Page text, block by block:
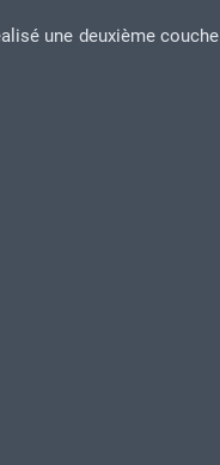
une deuxième couche